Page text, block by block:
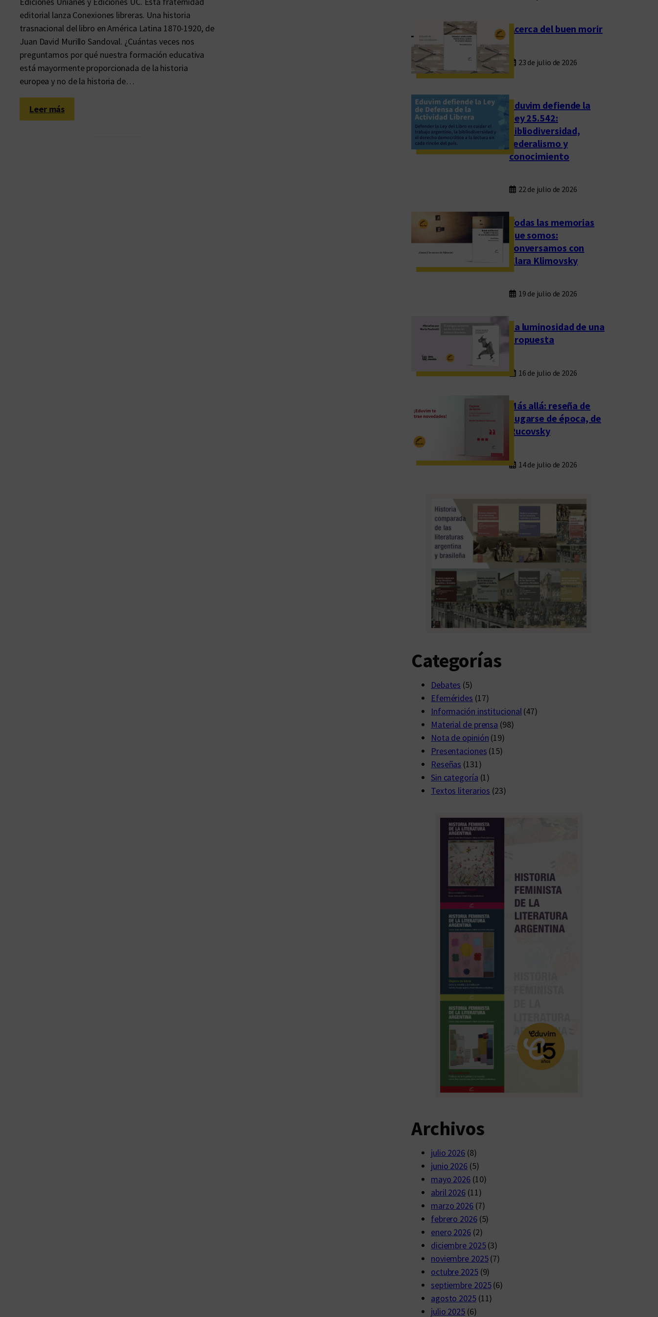
editorial lanza Conexiones libreras. Una historia
trasnacional del libro en América Latina 1870-1920, de
Juan David Murillo Sandoval. ¿Cuántas veces nos
preguntamos por qué nuestra formación educativa
está mayormente proporcionada de la historia
europea y no de la historia de…
Leer más:
R
Acerca del buen morir
23 de julio de 2026
Eduvim defiende la
Ley 25.542:
bibliodiversidad,
federalismo y
conocimiento
22 de julio de 2026
Todas las memorias
que somos:
conversamos con
Clara Klimovsky
19 de julio de 2026
La luminosidad de una
propuesta
16 de julio de 2026
Más allá: reseña de
Fugarse de época, de
Rucovsky
14 de julio de 2026
Categorías
Debates (5)
Efemérides (17)
Información institucional(47)
Material de prensa (98)
Nota de opinión (19)
Presentaciones (15)
Reseñas (131)
Sin categoría (1)
Textos literarios (23)
Archivos
julio 2026(8)
junio 2026(5)
mayo 2026 (10)
abril 2026(11)
marzo 2026(7)
febrero 2026(5)
enero 2026(2)
diciembre 2025(3)
noviembre 2025(7)
octubre 2025(9)
septiembre 2025(6)
agosto 2025(11)
julio 2025(6)